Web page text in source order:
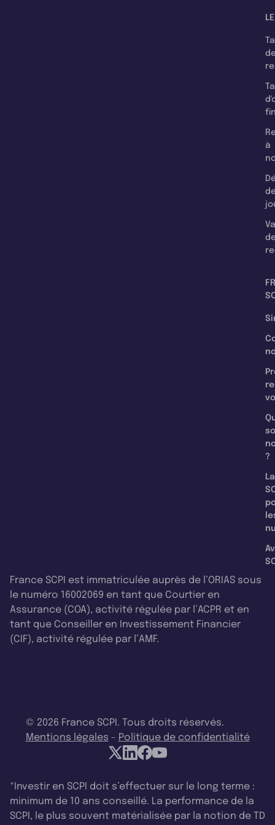
à
?
La
France SCPI est immatriculée auprès de l’ORIAS sous
le numéro 16002069 en tant que Courtier en
Assurance (COA), activité régulée par l’ACPR et en
tant que Conseiller en Investissement Financier
(CIF), activité régulée par l’AMF.
© 2026 France SCPI. Tous droits réservés.
Mentions légales - Politique de confidentialité
*Investir en SCPI doit s’effectuer sur le long terme :
minimum de 10 ans conseillé. La performance de la
SCPI, le plus souvent matérialisée par la notion de TD